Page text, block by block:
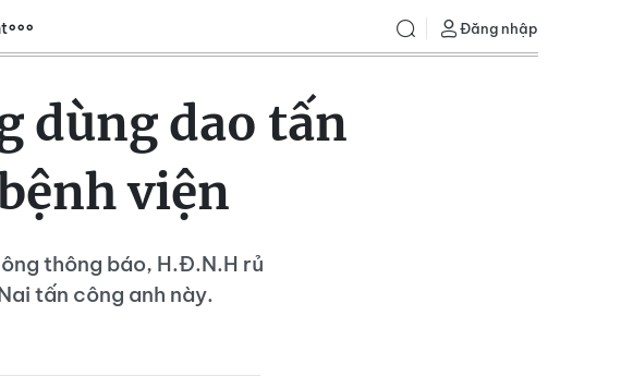
Đăng nhập
dùng dao tấn
viện
thông báo, H.Đ.N.H rủ
tấn công anh này.